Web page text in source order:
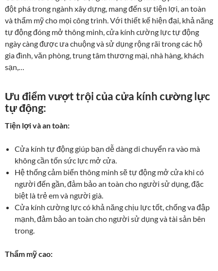
đột phá trong ngành xây dựng, mang đến sự tiện lợi, an toàn
và thẩm mỹ cho mọi công trình. Với thiết kế hiện đại, khả năng
tự động đóng mở thông minh, cửa kính cường lực tự động
ngày càng được ưa chuộng và sử dụng rộng rãi trong các hộ
gia đình, văn phòng, trung tâm thương mại, nhà hàng, khách
sạn,…
Ưu điểm vượt trội của cửa kính cường lực
tự động:
Tiện lợi và an toàn:
Cửa kính tự động giúp bạn dễ dàng di chuyển ra vào mà
không cần tốn sức lực mở cửa.
Hệ thống cảm biến thông minh sẽ tự động mở cửa khi có
người đến gần, đảm bảo an toàn cho người sử dụng, đặc
biệt là trẻ em và người già.
Cửa kính cường lực có khả năng chịu lực tốt, chống va đập
mạnh, đảm bảo an toàn cho người sử dụng và tài sản bên
trong.
Thẩm mỹ cao: